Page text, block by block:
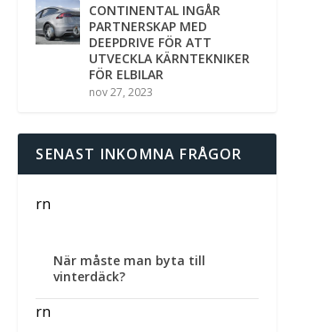
CONTINENTAL INGÅR
PARTNERSKAP MED
DEEPDRIVE FÖR ATT
UTVECKLA KÄRNTEKNIKER
FÖR ELBILAR
nov 27, 2023
SENAST INKOMNA FRÅGOR
rn
När måste man byta till
vinterdäck?
rn